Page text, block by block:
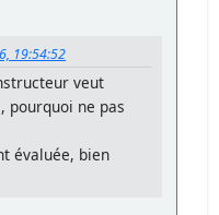
19:54:52
veut
pourquoi ne pas
évaluée, bien